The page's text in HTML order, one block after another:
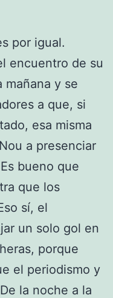
por igual.
encuentro de su
mañana y se
a que, si
esa misma
a presenciar
bueno que
que los
sí, el
un solo gol en
porque
el periodismo y
la noche a la